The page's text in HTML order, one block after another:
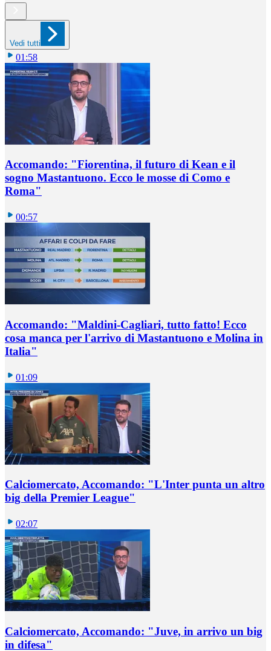
Vedi tutti
01:58
Accomando: "Fiorentina, il futuro di Kean e il
sogno Mastantuono. Ecco le mosse di Como e
Roma"
00:57
Accomando: "Maldini-Cagliari, tutto fatto! Ecco
cosa manca per l'arrivo di Mastantuono e Molina in
Italia"
01:09
Calciomercato, Accomando: "L'Inter punta un altro
big della Premier League"
02:07
Calciomercato, Accomando: "Juve, in arrivo un big
in difesa"